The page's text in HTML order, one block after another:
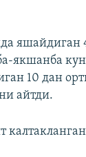
яшайдиган
якшанба
10 дан
айтди.